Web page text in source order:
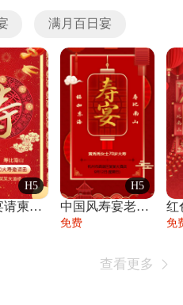
满月百日宴
H5
喜庆寿宴请柬老人生日宴会邀请函请柬过大寿
H5
中国风寿宴老人生日宴会邀请函寿宴请帖请柬
免费 免
查看更多 